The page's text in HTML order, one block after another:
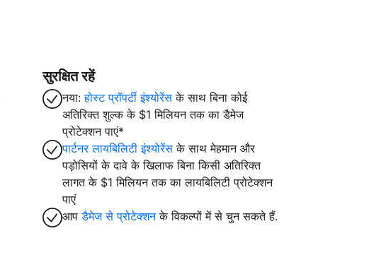
सुरक्षित रहें
नया:होस्ट प्रॉपर्टी इंश्योरेंस के साथ बिना कोई
अतिरिक्त शुल्क के $1 मिलियन तक का डैमेज
प्रोटेक्शन पाएं*
पार्टनर लायबिलिटी इंश्योरेंस के साथ मेहमान और
पड़ोसियों के दावे के खिलाफ बिना किसी अतिरिक्त
लागत के $1 मिलियन तक का लायबिलिटी प्रोटेक्शन
पाएं
आपडैमेज से प्रोटेक्शनके विकल्पों में से चुन सकते हैं.